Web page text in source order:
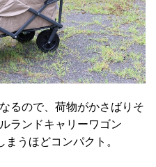
るので、荷物がかさばりそ
ランドキャリーワゴン
うほどコンパクト。